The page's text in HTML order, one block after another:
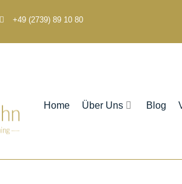
+49 (2739) 89 10 80
Home Über Uns Blog